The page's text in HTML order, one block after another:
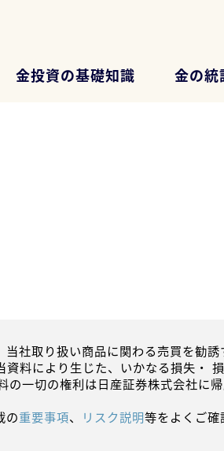
金投資の基礎知識 金の統
社取り扱い商品に関わる売買を勧
料により生じた、いかなる損失・
一切の権利は日産証券株式会社に
の重要事項、 リスク説明等をよくご確